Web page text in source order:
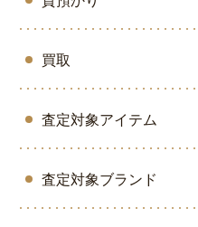
買取
査定対象アイテム
査定対象ブランド